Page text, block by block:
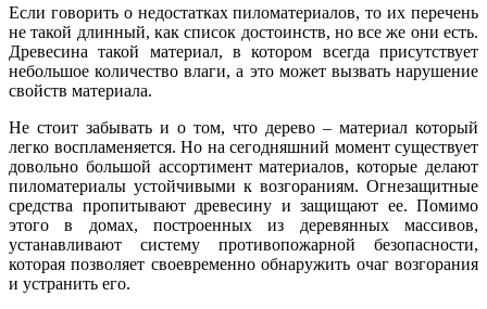
Если говорить о недостатках пиломатериалов, то их перечень
не такой длинный, как список достоинств, но все же они есть.
Древесина такой материал, в котором всегда присутствует
небольшое количество влаги, а это может вызвать нарушение
свойств материала.
Не стоит забывать и о том, что дерево – материал который
легко воспламеняется. Но на сегодняшний момент существует
довольно большой ассортимент материалов, которые делают
пиломатериалы устойчивыми к возгораниям. Огнезащитные
средства пропитывают древесину и защищают ее. Помимо
этого в домах, построенных из деревянных массивов,
устанавливают систему противопожарной безопасности,
которая позволяет своевременно обнаружить очаг возгорания
и устранить его.